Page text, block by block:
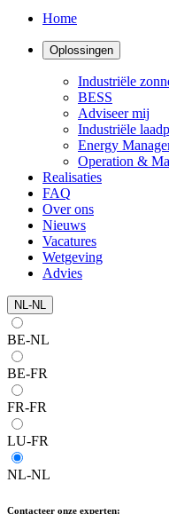
Home
Oplossingen
Industriële
BESS
Adviseer mij
Industriële
Energy
Operation &
Realisaties
FAQ
Over ons
Nieuws
Vacatures
Wetgeving
Advies
NL-NL
BE-NL
BE-FR
FR-FR
LU-FR
NL-NL
Contacteer onze experten: